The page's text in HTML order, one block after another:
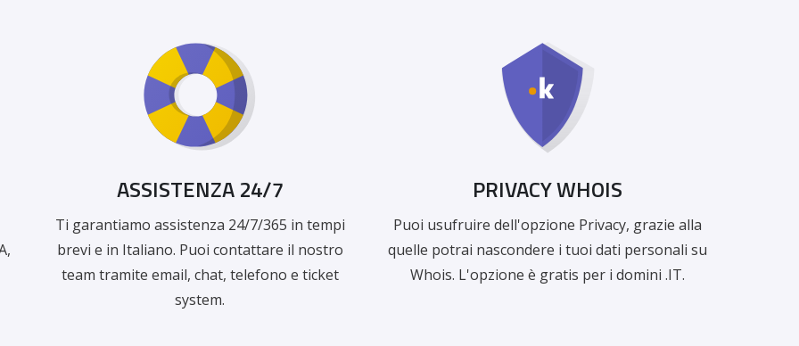
ASSISTENZA 24/7
Ti garantiamo assistenza 24/7/365 in tempi
brevi e in Italiano. Puoi contattare il nostro
team tramite email, chat, telefono e ticket
system.
PRIVACY WHOIS
Puoi usufruire dell'opzione Privacy, grazie alla
quelle potrai nascondere i tuoi dati personali su
Whois. L'opzione è gratis per i domini .IT.